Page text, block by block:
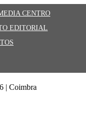
CENTRO
EDITORIAL
| Coimbra